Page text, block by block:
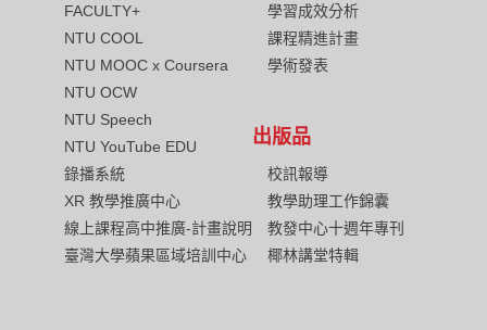
FACULTY+
NTU COOL
NTU MOOC x Coursera
NTU OCW
NTU Speech
NTU YouTube EDU
錄播系統
XR 教學推廣中心
線上課程高中推廣-計畫說明
臺灣大學蘋果區域培訓中心
學習成效分析
課程精進計畫
學術發表
出版品
校訊報導
教學助理工作錦囊
教發中心十週年專刊
椰林講堂特輯